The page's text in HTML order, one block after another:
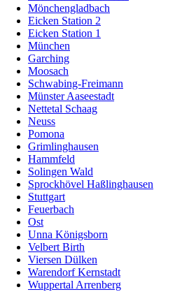
Mönchengladbach
Eicken Station 2
Eicken Station 1
München
Garching
Moosach
Schwabing-Freimann
Münster Aaseestadt
Nettetal Schaag
Neuss
Pomona
Grimlinghausen
Hammfeld
Solingen Wald
Sprockhövel Haßlinghausen
Stuttgart
Feuerbach
Ost
Unna Königsborn
Velbert Birth
Viersen Dülken
Warendorf Kernstadt
Wuppertal Arrenberg